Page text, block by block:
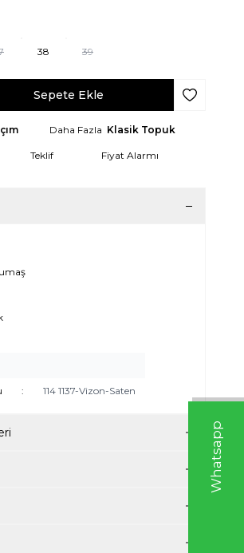
W
h
t
s
a
p
p
D
e
s
e
H
a
t
t
38 39
Sepete Ekle Favoriye
Daha Fazla Klasik Topuk
Teklif Fiyat Alarmı
: 114 1137-Vizon-Saten